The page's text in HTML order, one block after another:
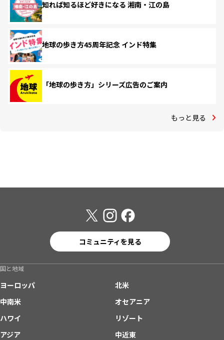
知れば知るほど好きになる 湘南・江の島
地球の歩き方45周年記念 インド特集
「地球の歩き方」シリーズ広告のご案内
もっと見る
コミュニティを見る
国と地域
ヨーロッパ
北米
中南米
オセアニア
ハワイ
リゾート
アジア
中近東